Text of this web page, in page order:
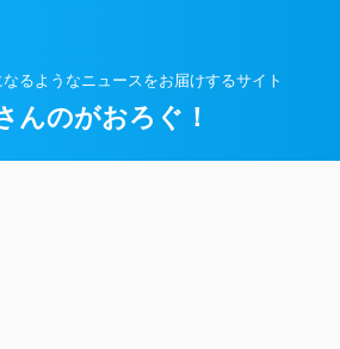
るようなニュースをお届けするサイト
んのがおろぐ！